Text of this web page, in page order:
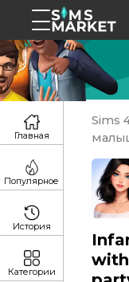
Sims
Главная
Популярное
История
Категории